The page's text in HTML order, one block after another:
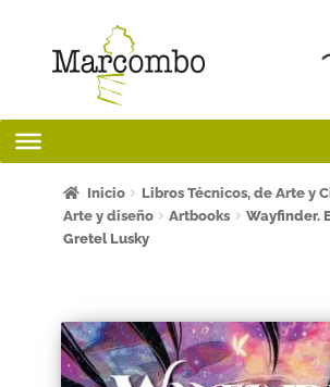
¡Bienvenido al apartado para profesores!
ART FRIDAY 2025
Inicio
Libros Técnicos, de Arte y
Arte y diseño
Artbooks
Wayfinder.
Gretel Lusky